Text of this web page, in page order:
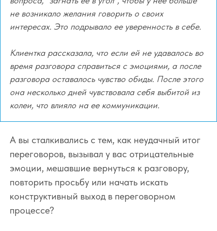
не возникало желания говорить о своих
интересах. Это подрывало ее уверенность в себе.
Клиентка рассказала, что если ей не удавалось во
время разговора справиться с эмоциями, а после
разговора оставалось чувство обиды. После этого
она несколько дней чувствовала себя выбитой из
колеи, что влияло на ее коммуникации.
А вы сталкивались с тем, как неудачный итог
переговоров, вызывал у вас отрицательные
эмоции, мешавшие вернуться к разговору,
повторить просьбу или начать искать
конструктивный выход в переговорном
процессе?